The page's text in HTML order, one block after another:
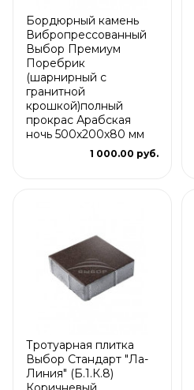
Бордюрный камень
Вибропрессованный
Выбор Премиум
Поребрик
(шарнирный с
гранитной
крошкой)полный
прокрас Арабская
ночь 500х200х80 мм
1 000.00 руб.
Тротуарная плитка
Выбор Стандарт "Ла-
Линия" (Б.1.К.8)